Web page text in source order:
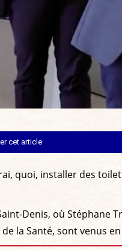
cet article
quoi, installer des
Denis, où
la Santé, sont venus